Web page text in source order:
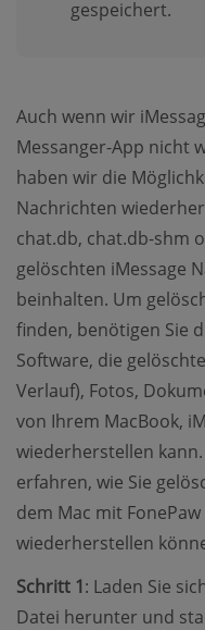
gespeichert.
Auch wenn wir
Messanger-App nicht
haben wir die
Nachrichten
chat.db, chat.db-shm
gelöschten iMessage
beinhalten. Um
finden, benötigen Sie
Software, die
Verlauf), Fotos,
von Ihrem MacBook,
wiederherstellen
erfahren, wie Sie
dem Mac mit
wiederherstellen
Schritt 1: Laden Sie
Datei herunter und